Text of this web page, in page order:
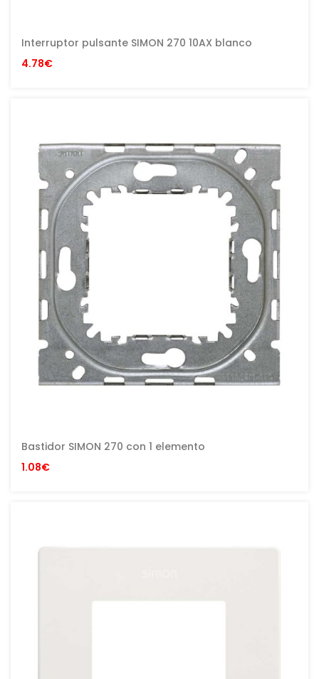
Interruptor pulsante SIMON 270 10AX blanco
4.78€
Bastidor SIMON 270 con 1 elemento
1.08€